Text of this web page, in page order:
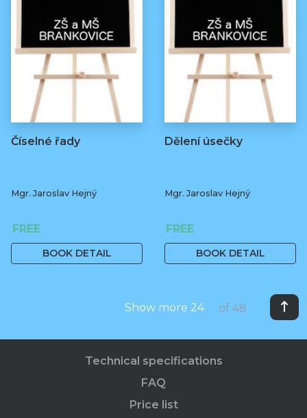
Číselné řady
Mgr. Jaroslav Hejný
FREE
BOOK DETAIL
Dělení úsečky
Mgr. Jaroslav Hejný
FREE
BOOK DETAIL
Show more 24 of 48
Technical specifications
FAQ
Price list